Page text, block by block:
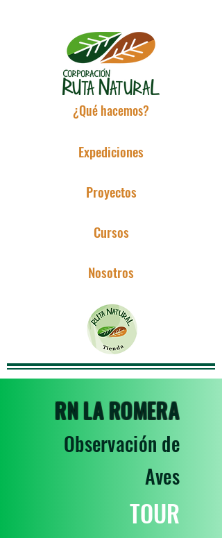
¿Qué hacemos?
Expediciones
Proyectos
Cursos
Nosotros
RN LA ROMERA
Observación de
Aves
TOUR